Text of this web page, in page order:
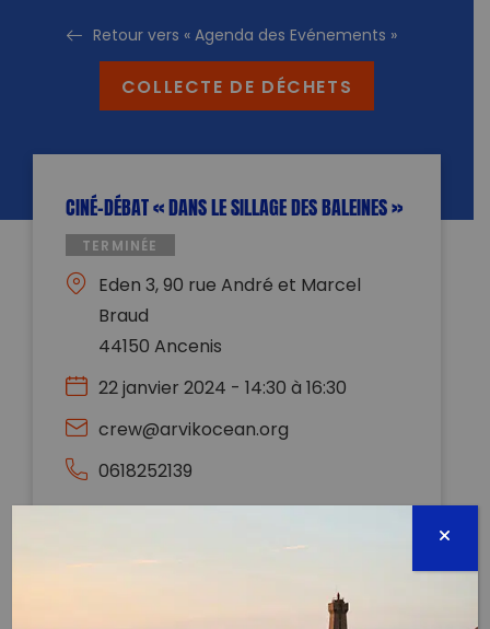
Retour vers « Agenda des Evénements »
COLLECTE DE DÉCHETS
CINÉ-DÉBAT « DANS LE SILLAGE DES BALEINES »
TERMINÉE
Eden 3, 90 rue André et Marcel
Braud
44150 Ancenis
22 janvier 2024 - 14:30 à 16:30
crew@arvikocean.org
0618252139